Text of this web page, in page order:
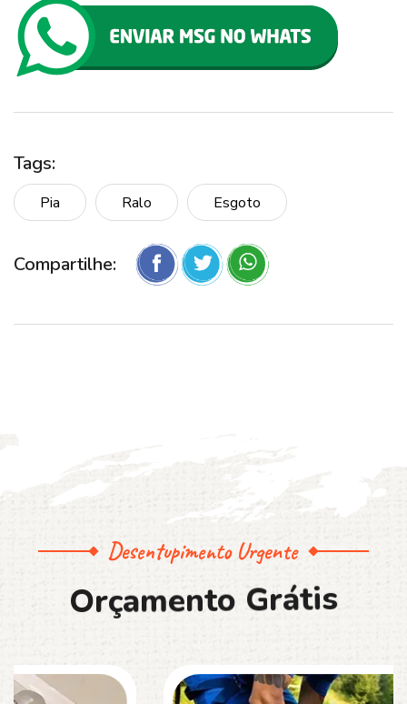
Tags:
Pia Ralo Esgoto
Compartilhe:
Desentupimento Urgente
Orçamento Grátis